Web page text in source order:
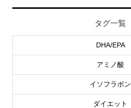
タグ一覧
DHA/EPA
アミノ酸
イソフラボン
ダイエット